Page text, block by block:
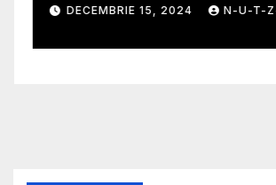
DECEMBRIE 15, 2024 N-U-T-